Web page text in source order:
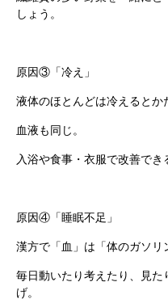
店
しょう。
原因③「冷え」
液体のほとんどは冷えるとか
血液も同じ。
入浴や食事・衣服で改善でき
原因④「睡眠不足」
漢方で「血」は「体のガソリ
毎日動いたり考えたり、見
げ。